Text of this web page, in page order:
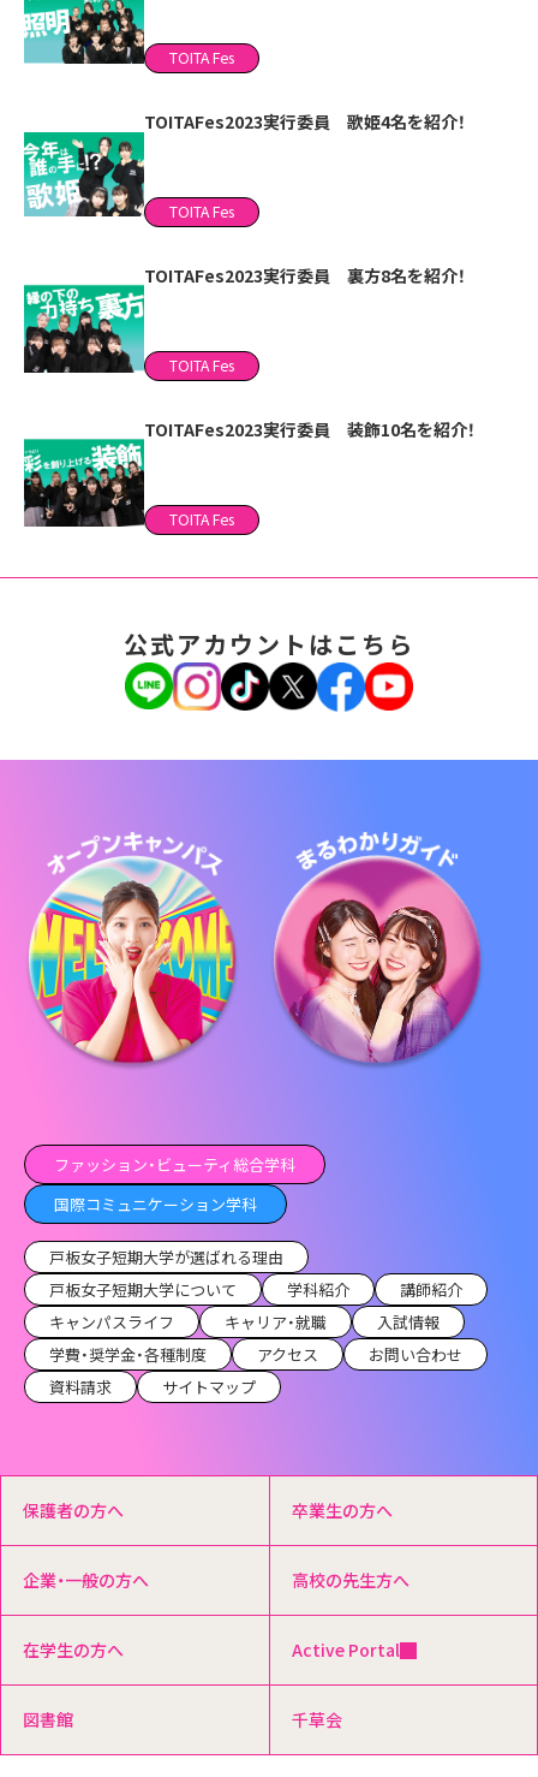
TOITA Fes
TOITAFes2023実行委員 歌姫4名を紹介！
TOITA Fes
TOITAFes2023実行委員 裏方8名を紹介！
TOITA Fes
TOITAFes2023実行委員 装飾10名を紹介！
TOITA Fes
公式アカウントはこちら
ファッション・ビューティ総合学科
国際コミュニケーション学科
戸板女子短期大学が選ばれる理由
戸板女子短期大学について
学科紹介
講師紹介
キャンパスライフ
キャリア・就職
入試情報
学費・奨学金・各種制度
アクセス
お問い合わせ
資料請求
サイトマップ
保護者の方へ 卒業生の方へ
企業・一般の方へ 高校の先生方へ
在学生の方へ Active Portal
図書館 千草会